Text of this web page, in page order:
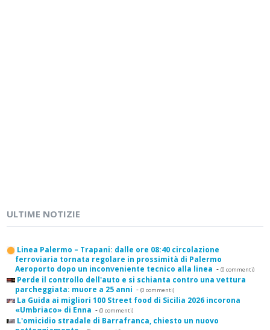
ULTIME NOTIZIE
Linea Palermo – Trapani: dalle ore 08:40 circolazione
ferroviaria tornata regolare in prossimità di Palermo
Aeroporto dopo un inconveniente tecnico alla linea - (0 commenti)
Perde il controllo dell'auto e si schianta contro una vettura
parcheggiata: muore a 25 anni - (0 commenti)
La Guida ai migliori 100 Street food di Sicilia 2026 incorona
«Umbriaco» di Enna - (0 commenti)
L'omicidio stradale di Barrafranca, chiesto un nuovo